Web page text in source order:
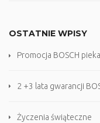
OSTATNIE WPISY
Promocja BOSCH
2 +3 lata gwarancji
Życzenia świąteczne